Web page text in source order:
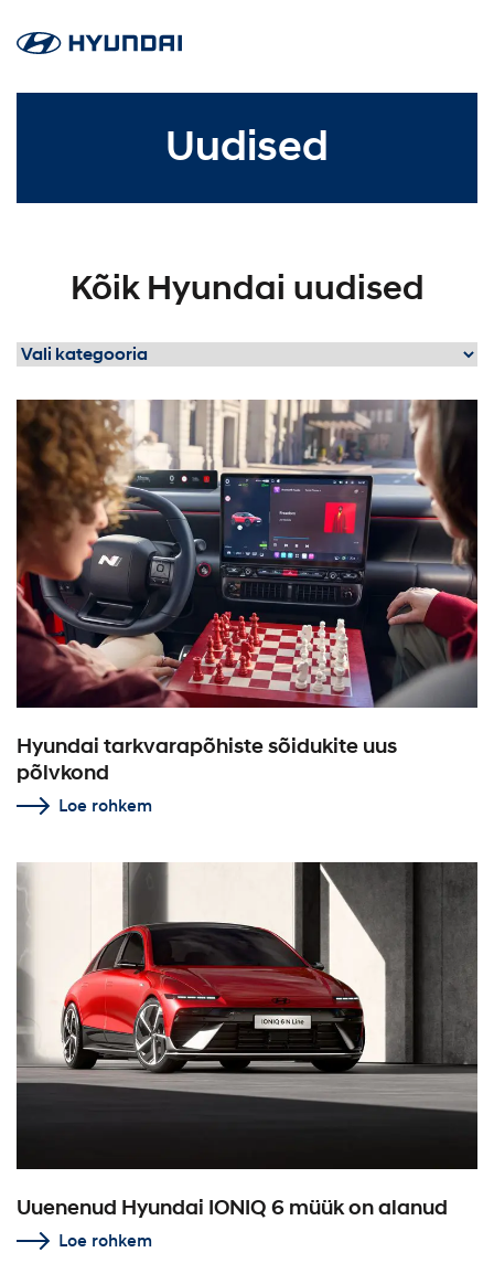
Uudised
Kõik Hyundai uudised
Hyundai tarkvarapõhiste sõidukite uus
põlvkond
Loe rohkem
Uuenenud Hyundai IONIQ 6 müük on alanud
Loe rohkem